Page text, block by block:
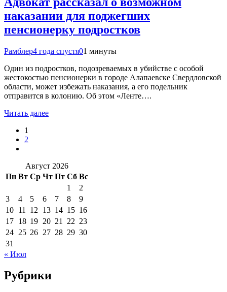
наказании для поджегших
пенсионерку подростков
Рамблер4 года спустя01 минуты
Один из подростков, подозреваемых в убийстве с особой
жестокостью пенсионерки в городе Алапаевске Свердловской
области, может избежать наказания, а его подельник
отправится в колонию. Об этом «Ленте….
Читать далее
1
2
Август 2026
Пн Вт Ср Чт Пт Сб Вс
1
2
3
4 5 6 7 8
9
10 11 12 13 14 15 16
17 18 19 20 21 22 23
24 25 26 27 28 29 30
31
« Июл
Рубрики